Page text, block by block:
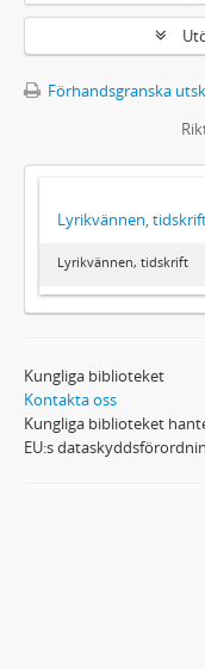
Förhandsgranska
Lyrikvännen,
Lyrikvännen, tidskrift
Kungliga biblioteket
Kontakta oss
Kungliga biblioteket
EU:s